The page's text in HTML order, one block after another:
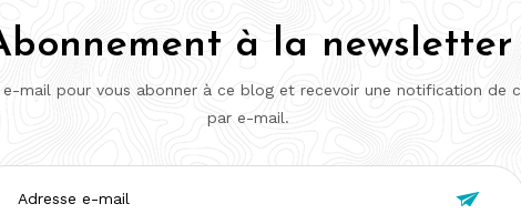
à la newsletter
e-mail pour vous abonner à ce blog et recevoir une notification de
par e-mail.
